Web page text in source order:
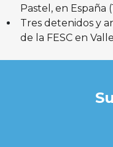
Pastel, en España
Tres detenidos y
de la FESC en